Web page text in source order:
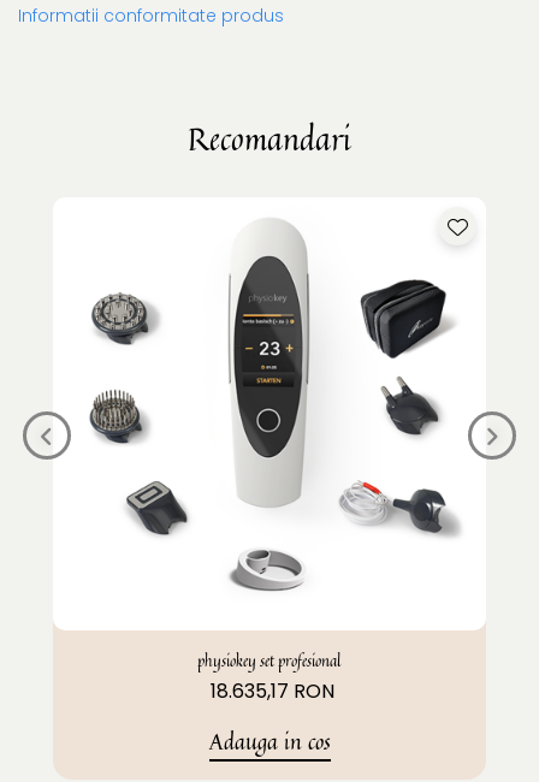
Informatii conformitate produs
Recomandari
physiokey set profesional
18.635,17 RON
Adauga in cos